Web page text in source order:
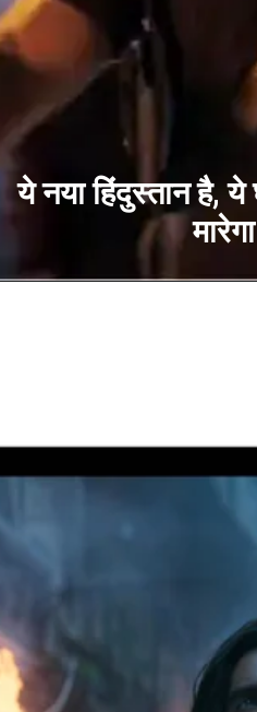
ये नया हिंदुस्तान है,